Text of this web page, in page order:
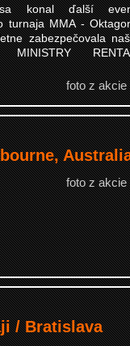
konal ďalší
turnaja MMA -
zabezpečovala
MINISTRY
foto z akcie
foto z akcie
/ Bratislava